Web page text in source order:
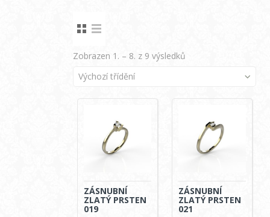
Zobrazen 1. – 8. z 9 výsledků
Výchozí třídění
ZÁSNUBNÍ
ZLATÝ PRSTEN
019
ZÁSNUBNÍ
ZLATÝ PRSTEN
021